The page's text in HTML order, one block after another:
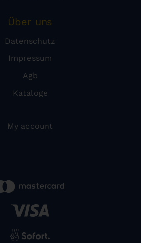
Über uns
Datenschutz
Impressum
Agb
Kataloge
My account